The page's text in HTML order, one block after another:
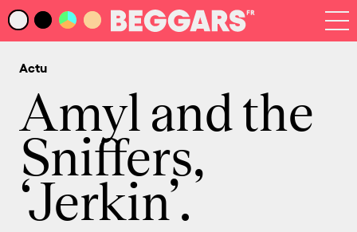
Actu
Amyl and the
Sniffers,
‘Jerkin’.